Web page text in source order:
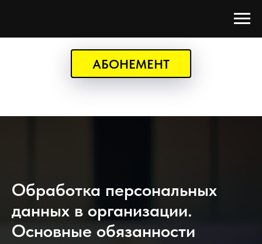
АБОНЕМЕНТ
Обработка персональных
данных в организации.
Основные обязанности